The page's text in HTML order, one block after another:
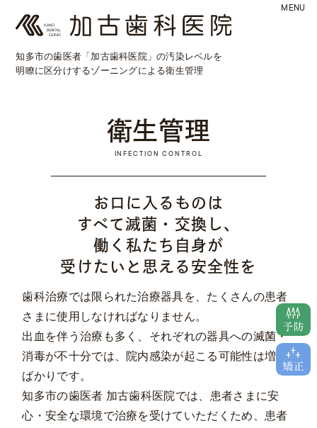
知多市の歯医者「加古歯科医院」の汚染レベルを
明瞭に区分けするゾーニングによる衛生管理
MENU
衛生管理
INFECTION CONTROL
お口に入るものは
すべて滅菌・交換し、
働く私たち自身が
受けたいと思える安全性を
歯科治療では限られた治療器具を、たくさんの患者
さまに使用しなければなりません。
出血を伴う治療も多く、それぞれの器具への滅菌・
消毒が不十分では、院内感染が起こる可能性は増す
ばかりです。
知多市の歯医者 加古歯科医院では、患者さまに安
心・安全な環境で治療を受けていただくため、患者